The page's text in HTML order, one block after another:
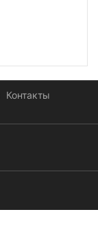
Контакты